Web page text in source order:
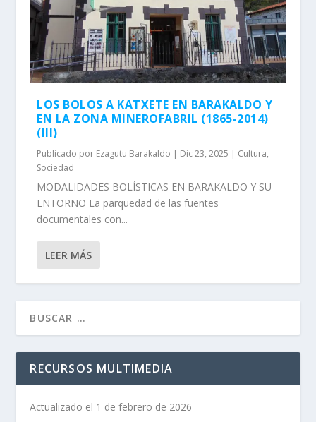
LOS BOLOS A KATXETE EN BARAKALDO Y
EN LA ZONA MINEROFABRIL (1865-2014)
(III)
Publicado por Ezagutu Barakaldo | Dic 23, 2025 | Cultura,
Sociedad
MODALIDADES BOLÍSTICAS EN BARAKALDO Y SU
ENTORNO La parquedad de las fuentes
documentales con...
LEER MÁS
RECURSOS MULTIMEDIA
Actualizado el 1 de febrero de 2026